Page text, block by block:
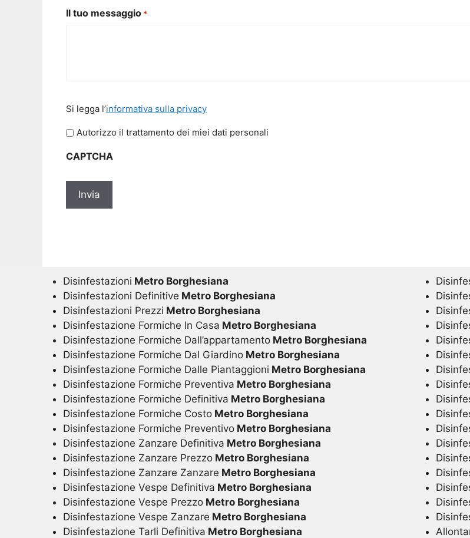
Il tuo messaggio *
legga
l'informativa
privacy
Si legga l’informativa sulla privacy
Autorizzo il trattamento dei miei dati personali
CAPTCHA
Disinfestazioni Metro Borghesiana
Disinfestazioni Definitive Metro Borghesiana
Disinfestazioni Prezzi Metro Borghesiana
Disinfestazione Formiche In Casa Metro Borghesiana
Disinfestazione Formiche Dall’appartamento Metro Borghesiana
Disinfestazione Formiche Dal Giardino Metro Borghesiana
Disinfestazione Formiche Dalle Piantaggioni Metro Borghesiana
Disinfestazione Formiche Preventiva Metro Borghesiana
Disinfestazione Formiche Definitiva Metro Borghesiana
Disinfestazione Formiche Costo Metro Borghesiana
Disinfestazione Formiche Preventivo Metro Borghesiana
Disinfestazione Zanzare Definitiva Metro Borghesiana
Disinfestazione Zanzare Prezzo Metro Borghesiana
Disinfestazione Zanzare Zanzare Metro Borghesiana
Disinfestazione Vespe Definitiva Metro Borghesiana
Disinfestazione Vespe Prezzo Metro Borghesiana
Disinfestazione Vespe Zanzare Metro Borghesiana
Disinfestazione Tarli Definitiva Metro Borghesiana